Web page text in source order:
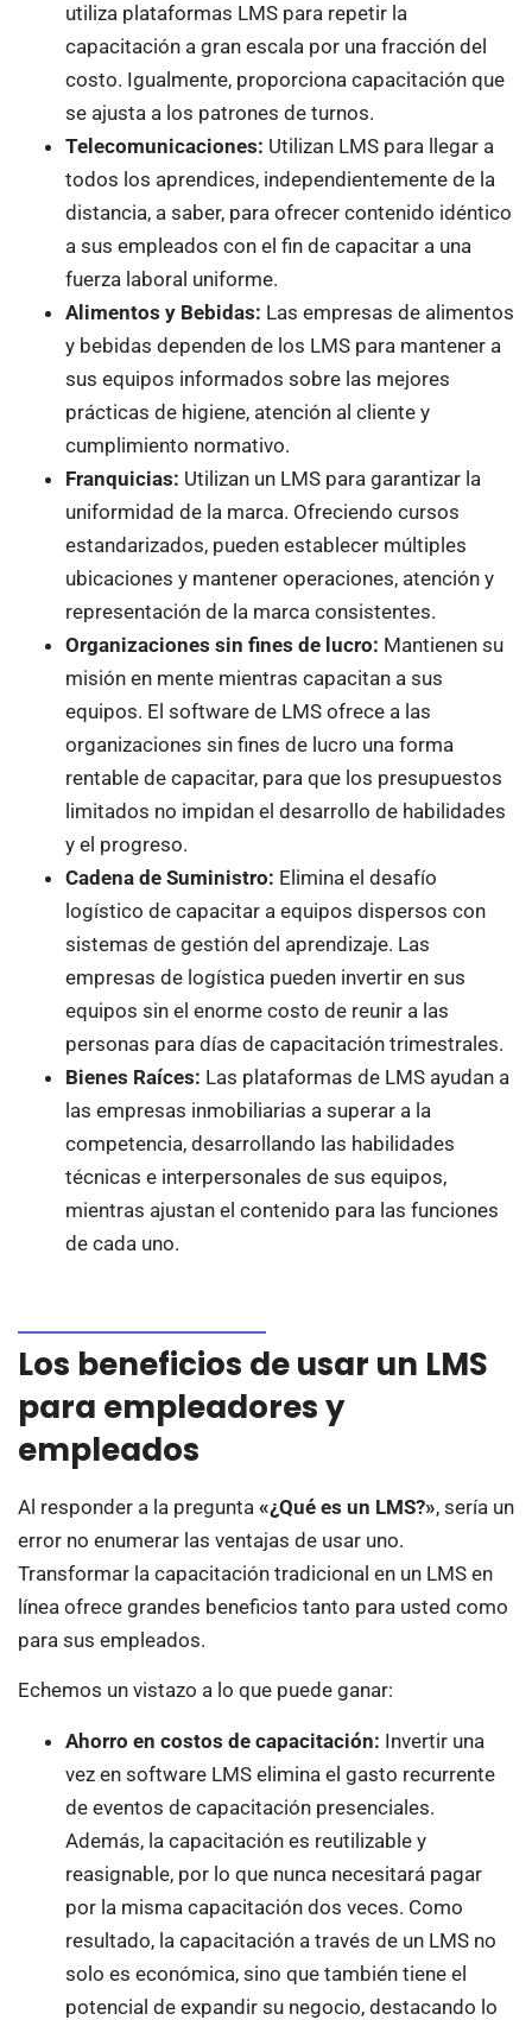
utiliza plataformas LMS para repetir la
capacitación a gran escala por una fracción del
costo. Igualmente, proporciona capacitación que
se ajusta a los patrones de turnos.
Telecomunicaciones: Utilizan LMS para llegar a
todos los aprendices, independientemente de la
distancia, a saber, para ofrecer contenido idéntico
a sus empleados con el fin de capacitar a una
fuerza laboral uniforme.
Alimentos y Bebidas: Las empresas de alimentos
y bebidas dependen de los LMS para mantener a
sus equipos informados sobre las mejores
prácticas de higiene, atención al cliente y
cumplimiento normativo.
Franquicias: Utilizan un LMS para garantizar la
uniformidad de la marca. Ofreciendo cursos
estandarizados, pueden establecer múltiples
ubicaciones y mantener operaciones, atención y
representación de la marca consistentes.
Organizaciones sin fines de lucro: Mantienen su
misión en mente mientras capacitan a sus
equipos. El software de LMS ofrece a las
organizaciones sin fines de lucro una forma
rentable de capacitar, para que los presupuestos
limitados no impidan el desarrollo de habilidades
y el progreso.
Cadena de Suministro: Elimina el desafío
logístico de capacitar a equipos dispersos con
sistemas de gestión del aprendizaje. Las
empresas de logística pueden invertir en sus
equipos sin el enorme costo de reunir a las
personas para días de capacitación trimestrales.
Bienes Raíces: Las plataformas de LMS ayudan a
las empresas inmobiliarias a superar a la
competencia, desarrollando las habilidades
técnicas e interpersonales de sus equipos,
mientras ajustan el contenido para las funciones
de cada uno.
Los beneficios de usar un LMS
para empleadores y
empleados
Al responder a la pregunta «¿Qué es un LMS?», sería un
error no enumerar las ventajas de usar uno.
Transformar la capacitación tradicional en un LMS en
línea ofrece grandes beneficios tanto para usted como
para sus empleados.
Echemos un vistazo a lo que puede ganar:
Ahorro en costos de capacitación: Invertir una
vez en software LMS elimina el gasto recurrente
de eventos de capacitación presenciales.
Además, la capacitación es reutilizable y
reasignable, por lo que nunca necesitará pagar
por la misma capacitación dos veces. Como
resultado, la capacitación a través de un LMS no
solo es económica, sino que también tiene el
potencial de expandir su negocio, destacando lo